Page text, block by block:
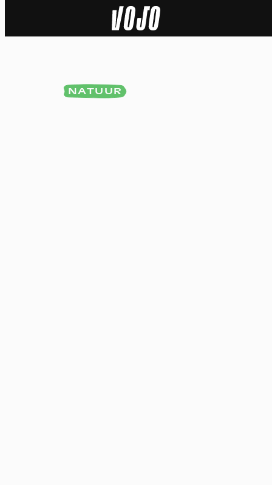
NATUUR